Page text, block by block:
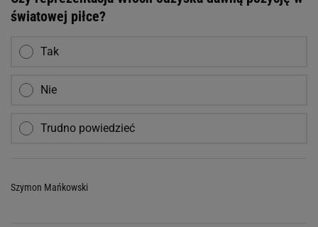
światowej piłce?
Tak
Nie
Trudno powiedzieć
Szymon Mańkowski